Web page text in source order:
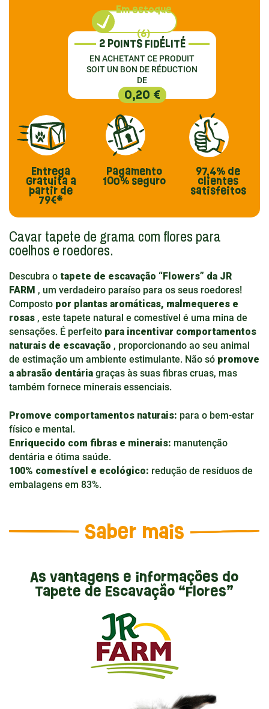
2 POINTS FIDÉLITÉ
EN ACHETANT CE PRODUIT
SOIT UN BON DE RÉDUCTION
DE
0,20 €
Em estoque
(6)
Entrega
Gratuita a
partir de
79€*
Pagamento
100% seguro
97,4% de
clientes
satisfeitos
Cavar tapete de grama com flores para
coelhos e roedores.
Descubra o tapete de escavação “Flowers” da JR
FARM , um verdadeiro paraíso para os seus roedores!
Composto por plantas aromáticas, malmequeres e
rosas , este tapete natural e comestível é uma mina de
sensações. É perfeito para incentivar comportamentos
naturais de escavação , proporcionando ao seu animal
de estimação um ambiente estimulante. Não só promove
a abrasão dentária graças às suas fibras cruas, mas
também fornece minerais essenciais.
Promove comportamentos naturais: para o bem-estar
físico e mental.
Enriquecido com fibras e minerais: manutenção
dentária e ótima saúde.
100% comestível e ecológico: redução de resíduos de
embalagens em 83%.
Saber mais
As vantagens e informações do
Tapete de Escavação “Flores”